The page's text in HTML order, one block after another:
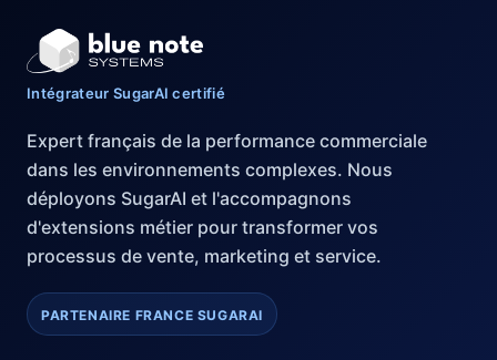
Intégrateur SugarAI certifié
Expert français de la performance commerciale
dans les environnements complexes. Nous
déployons SugarAI et l'accompagnons
d'extensions métier pour transformer vos
processus de vente, marketing et service.
PARTENAIRE FRANCE SUGARAI